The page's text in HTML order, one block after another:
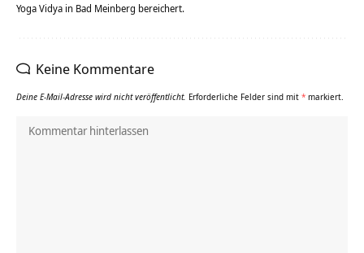
Yoga Vidya in Bad Meinberg bereichert.
Keine Kommentare
Deine E-Mail-Adresse wird nicht veröffentlicht. Erforderliche Felder sind mit * markiert.